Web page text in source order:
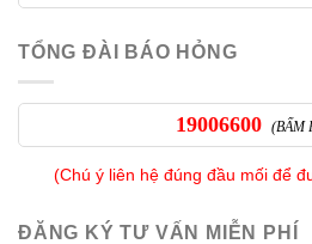
TỔNG ĐÀI BÁO HỎNG
19006600 (BẤM
(Chú ý liên hệ đúng đầu mối để
ĐĂNG KÝ TƯ VẤN MIỄN PHÍ